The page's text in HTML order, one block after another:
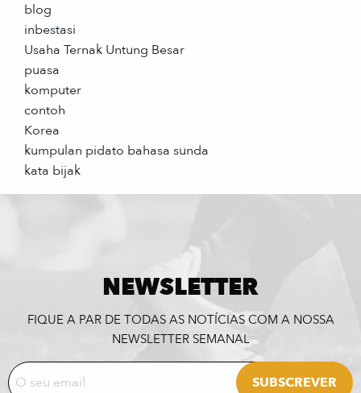
blog
inbestasi
Usaha Ternak Untung Besar
puasa
komputer
contoh
Korea
kumpulan pidato bahasa sunda
kata bijak
NEWSLETTER
FIQUE A PAR DE TODAS AS NOTÍCIAS COM A NOSSA
NEWSLETTER SEMANAL